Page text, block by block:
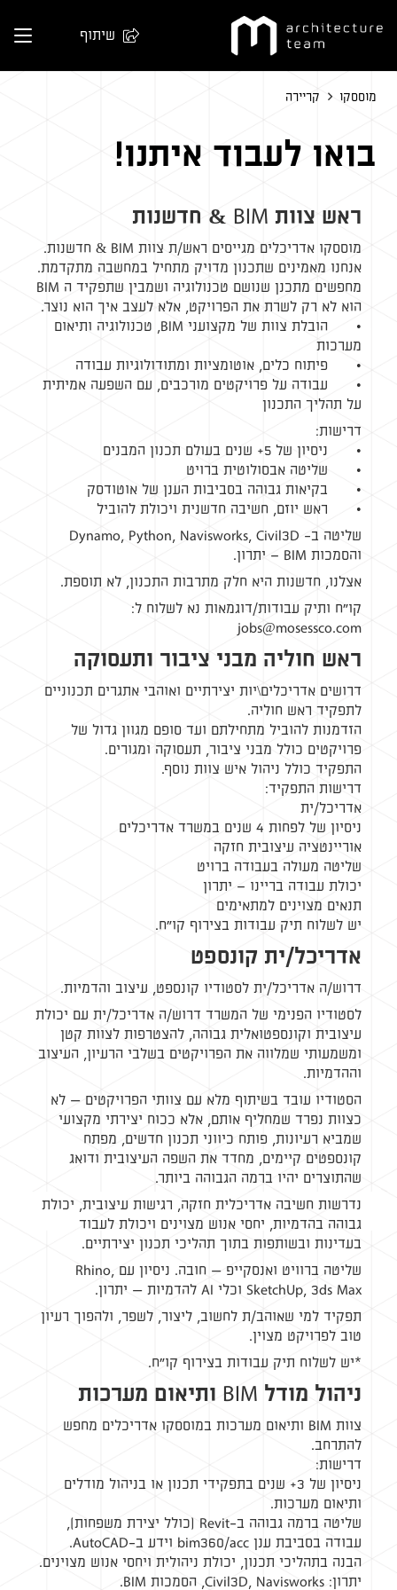
שיתוף
מוססקו קריירה
בואו לעבוד איתנו!
ראש צוות BIM & חדשנות
מוססקו אדריכלים מגייסים ראש/ת צוות BIM & חדשנות.
אנחנו מאמינים שתכנון מדויק מתחיל במחשבה מתקדמת.
מחפשים מתכנן שנושם טכנולוגיה ושמבין שתפקיד ה BIM
הוא לא רק לשרת את הפרויקט, אלא לעצב איך הוא נוצר.
• הובלת צוות של מקצועני BIM, טכנולוגיה ותיאום
מערכות
• פיתוח כלים, אוטומציות ומתודולוגיות עבודה
• עבודה על פרויקטים מורכבים, עם השפעה אמיתית
על תהליך התכנון
דרישות:
• ניסיון של 5+ שנים בעולם תכנון המבנים
• שליטה אבסולוטית ברויט
• בקיאות גבוהה בסביבות הענן של אוטודסק
• ראש יוזם, חשיבה חדשנית ויכולת להוביל
שליטה ב- Dynamo, Python, Navisworks, Civil3D
והסמכות BIM – יתרון.
אצלנו, חדשנות היא חלק מתרבות התכנון, לא תוספת.
קו"ח ותיק עבודות/דוגמאות נא לשלוח ל:
jobs@mosessco.com
ראש חוליה מבני ציבור ותעסוקה
דרושים אדריכלים\יות יצירתיים ואוהבי אתגרים תכנוניים
לתפקיד ראש חוליה.
הזדמנות להוביל מתחילתם ועד סופם מגוון גדול של
פרויקטים כולל מבני ציבור, תעסוקה ומגורים.
התפקיד כולל ניהול איש צוות נוסף.
דרישות התפקיד:
אדריכל/ית
ניסיון של לפחות 4 שנים במשרד אדריכלים
אוריינטציה עיצובית חזקה
שליטה מעולה בעבודה ברויט
יכולת עבודה בריינו – יתרון
תנאים מצוינים למתאימים
יש לשלוח תיק עבודות בצירוף קו"ח.
אדריכל/ית קונספט
דרוש/ה אדריכל/ית לסטודיו קונספט, עיצוב והדמיות.
לסטודיו הפנימי של המשרד דרוש/ה אדריכל/ית עם יכולת
עיצובית וקונספטואלית גבוהה, להצטרפות לצוות קטן
ומשמעותי שמלווה את הפרויקטים בשלבי הרעיון, העיצוב
וההדמיות.
הסטודיו עובד בשיתוף מלא עם צוותי הפרויקטים — לא
כצוות נפרד שמחליף אותם, אלא ככוח יצירתי מקצועי
שמביא רעיונות, פותח כיווני תכנון חדשים, מפתח
קונספטים קיימים, מחדד את השפה העיצובית ודואג
שהתוצרים יהיו ברמה הגבוהה ביותר.
נדרשות חשיבה אדריכלית חזקה, רגישות עיצובית, יכולת
גבוהה בהדמיות, יחסי אנוש מצוינים ויכולת לעבוד
בעדינות ובשותפות בתוך תהליכי תכנון יצירתיים.
שליטה ברוויט ואנסקייפ — חובה. ניסיון עם
Rhino,
SketchUp, 3ds Max וכלי AI להדמיות — יתרון.
תפקיד למי שאוהב/ת לחשוב, ליצור, לשפר, ולהפוך רעיון
טוב לפרויקט מצוין.
*יש לשלוח תיק עבודות בצירוף קו"ח.
ניהול מודל BIM ותיאום מערכות
צוות BIM ותיאום מערכות במוססקו אדריכלים מחפש
להתרחב.
דרישות:
ניסיון של 3+ שנים בתפקידי תכנון או בניהול מודלים
ותיאום מערכות.
שליטה ברמה גבוהה ב-Revit (כולל יצירת משפחות),
עבודה בסביבת ענן bim360/acc וידע ב-AutoCAD.
הבנה בתהליכי תכנון, יכולת ניהולית ויחסי אנוש מצוינים.
יתרון: Civil3D, Navisworks, הסמכות BIM.